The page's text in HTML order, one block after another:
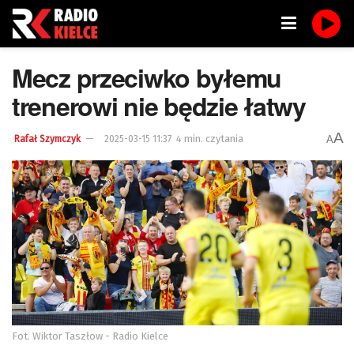
Mecz przeciwko byłemu
trenerowi nie będzie łatwy
Rafał Szymczyk 2025-03-15 11:37 4 min. czytania AA
Fot. Wiktor Taszłow - Radio Kielce